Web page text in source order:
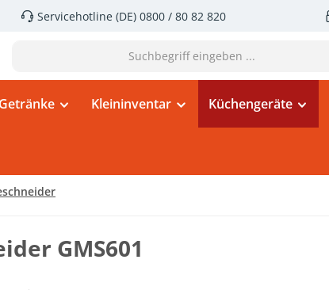
Servicehotline (DE) 0800 / 80 82 820
Getränke Kleininventar Küchengeräte
GMS601